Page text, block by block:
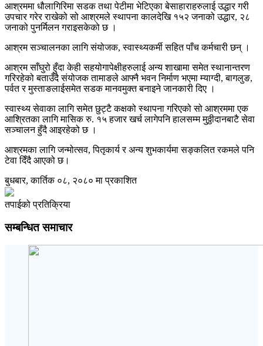
आश्रममा धौलागिरिमा सडक तथा पेटीमा भेटिएका बेसाहाराहरुलाई उद्धार गरी
उपचार गरेर राखेको सो आश्रमले स्थापना कालदेखि १५२ जनाको उद्धार, २८
जनाको पुनर्मिलन गराइसकेको छ ।
आश्रम सञ्चालनका लागि संयोजक, स्वास्थ्यकर्मी सहित पाँच कर्मचारी छन् ।
आश्रम साँघुरो हुँदा केही सहयोगापेक्षीहरुलाई अन्य शाखामा समेत स्थानान्तरण
गरिरहेको बताउँदै संयोजक तामाङले आफ्नै भवन निर्माण भएमा म्याग्दी, बागलुङ,
पर्वत र मुस्ताङलाईसमेत सडक मानवमुक्त बनाइने जानकारी दिए ।
स्वास्थ्य सेवाका लागि समेत छुट्टै कक्षको स्थापना गरिएको सो आश्रममा एक
आश्रितका लागि मासिक रु. १५ हजार खर्च लागेपनि हालसम्म मुठ्ठीदानबाटै सेवा
सञ्चालन हुँदै आइरहेको छ ।
आश्रमका लागि जन्मोत्सव, पितृकार्य र अन्य शुभकार्यमा सङ्कलित रकमले पनि
टेवा दिँदै आएको छ।
बुधबार, कार्तिक ०८, २०८० मा प्रकाशित
तपाईको प्रतिक्रिया
सम्बन्धित समाचार